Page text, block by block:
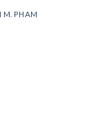
M. PHAM